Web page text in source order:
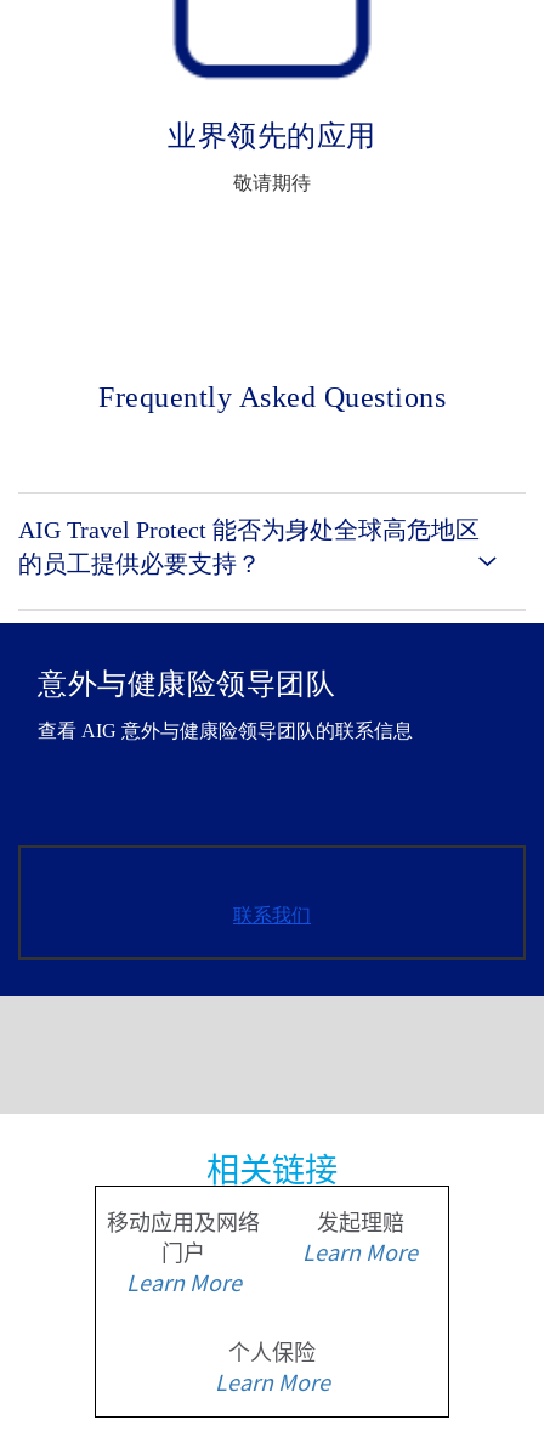
业界领先的应用
敬请期待
Frequently Asked Questions
AIG Travel Protect 能否为身处全球高危地区
的员工提供必要支持？
意外与健康险领导团队
查看 AIG 意外与健康险领导团队的联系信息
联系我们
相关链接
移动应用及网络
门户
Learn More
发起理赔
Learn More
个人保险
Learn More